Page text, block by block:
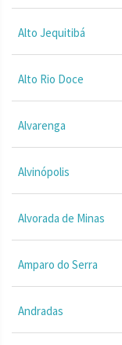
Alto Jequitibá
Alto Rio Doce
Alvarenga
Alvinópolis
Alvorada de Minas
Amparo do Serra
Andradas